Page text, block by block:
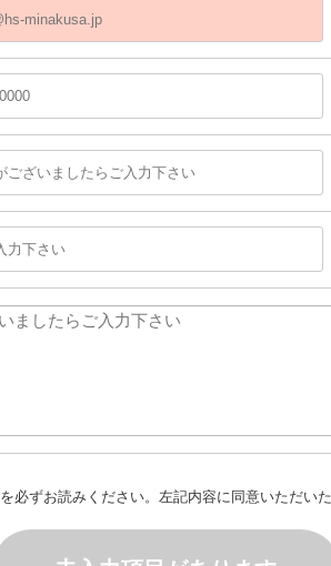
を必ずお読みください。左記内容に同意いただい